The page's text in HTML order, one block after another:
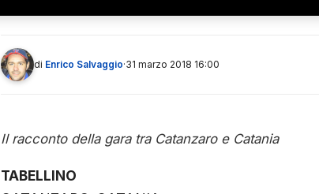
di Enrico Salvaggio·31 marzo 2018 16:00
Il racconto della gara tra Catanzaro e Catania
TABELLINO